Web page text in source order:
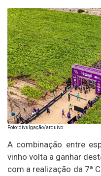
Foto: divulgação/arquivo
A combinação entre
vinho volta a ganhar
com a realização da 7ª